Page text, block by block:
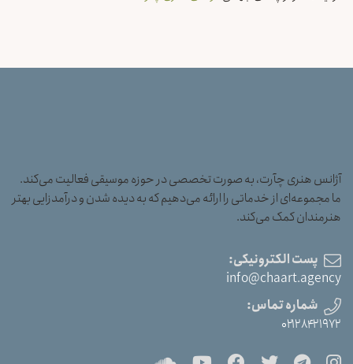
آژانس هنری چآرت، به صورت تخصصی در حوزه موسیقی فعالیت می‌کند.
ما مجموعه‌ای از خدماتی را ارائه می‌دهیم که به دیده شدن و درآمدزایی بهتر
هنرمندان کمک می‌کند.
پست الکترونیکی:
info@chaart.agency
شماره تماس:
۰۲۱۲۸۴۲۱۹۷۲